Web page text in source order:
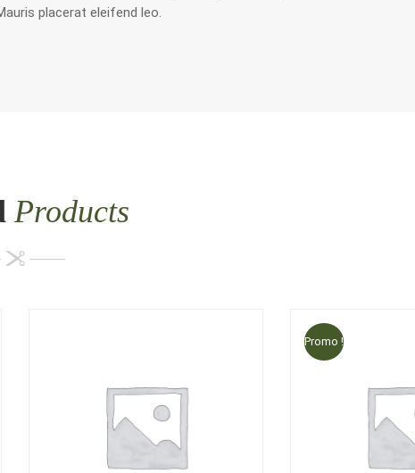
placerat eleifend leo.
Products
Promo !